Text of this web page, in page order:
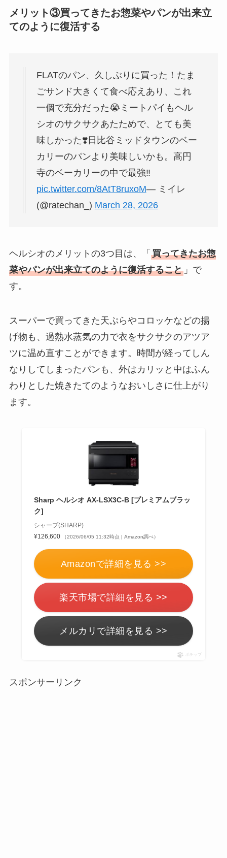
メリット③買ってきたお惣菜やパンが出来立
てのように復活する
FLATのパン、久しぶりに買った！たま
ごサンド大きくて食べ応えあり、これ
一個で充分だった😭ミートパイもヘル
シオのサクサクあたためで、とても美
味しかった❣️日比谷ミッドタウンのベー
カリーのパンより美味しいかも。高円
寺のベーカリーの中で最強‼️
pic.twitter.com/8AtT8ruxoM— ミイレ
(@ratechan_) March 28, 2026
ヘルシオのメリットの3つ目は、「 買ってきたお惣
菜やパンが出来立てのように復活すること」で
す。
スーパーで買ってきた天ぷらやコロッケなどの揚
げ物も、過熱水蒸気の力で衣をサクサクのアツア
ツに温め直すことができます。時間が経ってしん
なりしてしまったパンも、外はカリッと中はふん
わりとした焼きたてのようなおいしさに仕上がり
ます。
Sharp ヘルシオ AX-LSX3C-B [プレミアムブラッ
ク]
シャープ(SHARP)
¥126,600
（2026/06/05 11:32時点 | Amazon調べ）
Amazonで詳細を見る >>
楽天市場で詳細を見る >>
メルカリで詳細を見る >>
ポチップ
スポンサーリンク